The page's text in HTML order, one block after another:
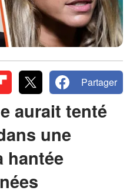
Partager
aurait tenté
une
hantée